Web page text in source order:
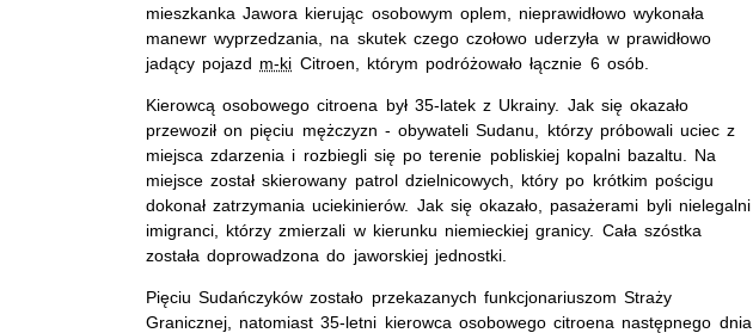
mieszkanka Jawora kierując osobowym oplem, nieprawidłowo wykonała
manewr wyprzedzania, na skutek czego czołowo uderzyła w prawidłowo
jadący pojazd m-ki Citroen, którym podróżowało łącznie 6 osób.
Kierowcą osobowego citroena był 35-latek z Ukrainy. Jak się okazało
przewoził on pięciu mężczyzn - obywateli Sudanu, którzy próbowali uciec z
miejsca zdarzenia i rozbiegli się po terenie pobliskiej kopalni bazaltu. Na
miejsce został skierowany patrol dzielnicowych, który po krótkim pościgu
dokonał zatrzymania uciekinierów. Jak się okazało, pasażerami byli nielegalni
imigranci, którzy zmierzali w kierunku niemieckiej granicy. Cała szóstka
została doprowadzona do jaworskiej jednostki.
Pięciu Sudańczyków zostało przekazanych funkcjonariuszom Straży
Granicznej, natomiast 35-letni kierowca osobowego citroena następnego dnia